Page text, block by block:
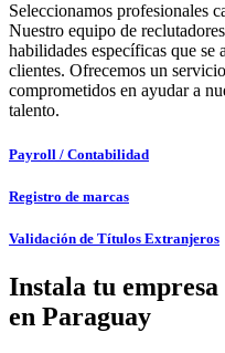
Seleccionamos profesionales
Nuestro equipo de
habilidades específicas que se
clientes. Ofrecemos un
comprometidos en ayudar a
talento.
Payroll / Contabilidad
Registro de marcas
Validación de Títulos Extranjeros
Instala tu empresa
en Paraguay